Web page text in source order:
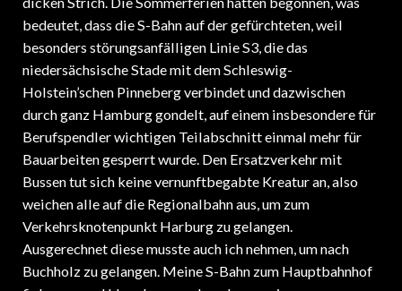
bedeutet, dass die S-Bahn auf der gefürchteten, weil
besonders störungsanfälligen Linie S3, die das
niedersächsische Stade mit dem Schleswig-
Holstein’schen Pinneberg verbindet und dazwischen
durch ganz Hamburg gondelt, auf einem insbesondere für
Berufspendler wichtigen Teilabschnitt einmal mehr für
Bauarbeiten gesperrt wurde. Den Ersatzverkehr mit
Bussen tut sich keine vernunftbegabte Kreatur an, also
weichen alle auf die Regionalbahn aus, um zum
Verkehrsknotenpunkt Harburg zu gelangen.
Ausgerechnet diese musste auch ich nehmen, um nach
Buchholz zu gelangen. Meine S-Bahn zum Hauptbahnhof
fiel sang- und klanglos aus, ohne dass es eine